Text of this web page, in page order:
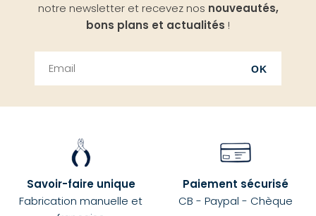
notre newsletter et recevez nos nouveautés,
bons plans et actualités !
OK
Savoir-faire unique
Fabrication manuelle et
Paiement sécurisé
CB - Paypal - Chèque